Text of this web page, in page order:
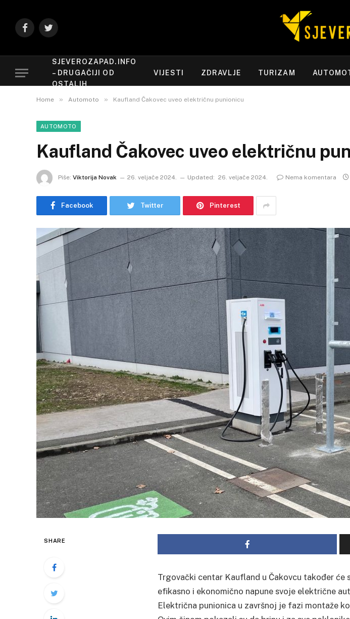
FacebookTwitter
SJEVEROZAPAD.INFO
– DRUGAČIJI OD
OSTALIH
VIJESTI ZDRAVLJE TURIZAM
Home » Automoto » Kaufland Čakovec uveo električnu punionicu
AUTOMOTO
Kaufland Čakovec uveo električnu
Piše: Viktorija Novak 26. veljače 2024. Updated: 26. veljače 2024. Nema komentara
Facebook Twitter Pinterest
SHARE
Trgovački centar Kaufland u Čakovcu također
efikasno i ekonomično napune svoje električne
Električna punionica u završnoj je fazi montaže